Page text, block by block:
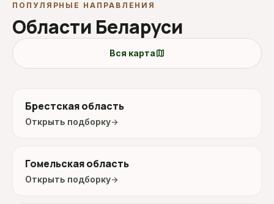
ПОПУЛЯРНЫЕ НАПРАВЛЕНИЯ
Области Беларуси
Вся картаmap
Брестская область
Открыть подборкуarrow_forward
Гомельская область
Открыть подборкуarrow_forward